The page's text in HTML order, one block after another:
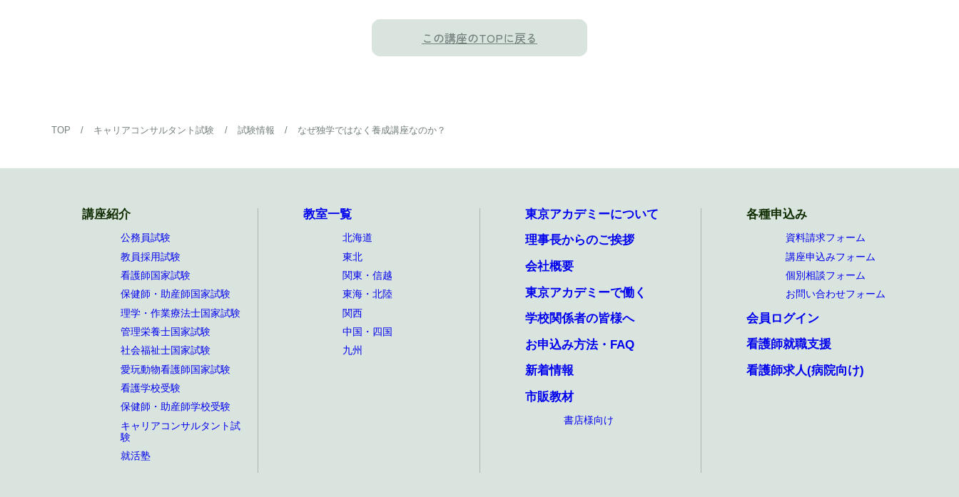
この講座のTOPに戻る
TOP / キャリアコンサルタント試験 / 試験情報 / なぜ独学ではなく養成講座なのか？
講座紹介
公務員試験
教員採用試験
看護師国家試験
保健師・助産師国家試験
理学・作業療法士国家試験
管理栄養士国家試験
社会福祉士国家試験
愛玩動物看護師国家試験
看護学校受験
保健師・助産師学校受験
キャリアコンサルタント試
験
就活塾
教室一覧
北海道
東北
関東・信越
東海・北陸
関西
中国・四国
九州
東京アカデミーについて
理事長からのご挨拶
会社概要
東京アカデミーで働く
学校関係者の皆様へ
お申込み方法・FAQ
新着情報
市販教材
書店様向け
各種申込み
資料請求フォーム
講座申込みフォーム
個別相談フォーム
お問い合わせフォーム
会員ログイン
看護師就職支援
看護師求人(病院向け)